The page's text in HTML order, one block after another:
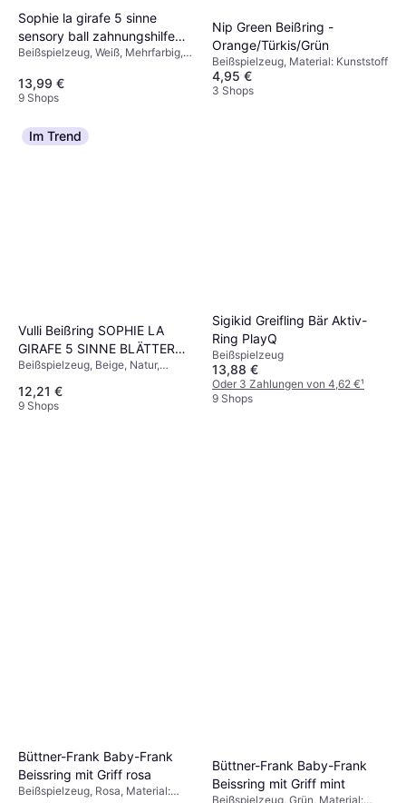
Sophie la girafe 5 sinne
sensory ball zahnungshilfe
Rot 10,5
Beißspielzeug, Weiß, Mehrfarbig,
13,99 €
9 Shops
Nip Green Beißring -
Orange/Türkis/Grün
Beißspielzeug, Material: Kunststoff
4,95 €
3 Shops
Im Trend
Vulli Beißring SOPHIE LA
GIRAFE 5 SINNE BLÄTTER
weiß
Beißspielzeug, Beige, Natur,
12,21 €
9 Shops
Sigikid Greifling Bär Aktiv-
Ring PlayQ
Beißspielzeug
13,88 €
Oder 3 Zahlungen von 4,62 €¹
9 Shops
Büttner-Frank Baby-Frank
Beissring mit Griff rosa
Beißspielzeug, Rosa, Material:
Büttner-Frank Baby-Frank
Beissring mit Griff mint
Beißspielzeug, Grün, Material: